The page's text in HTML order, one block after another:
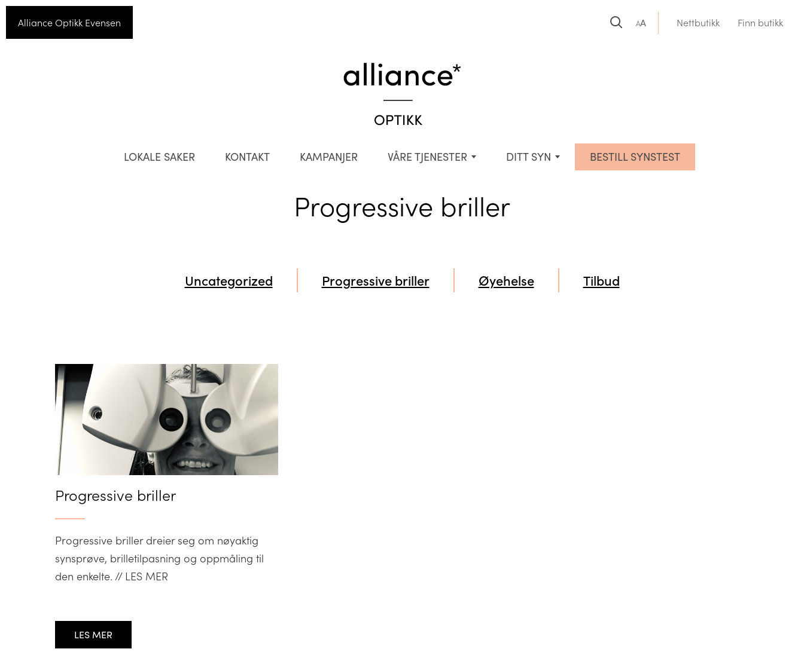
Alliance Optikk Evensen AA Nettbutikk Finn butikk
LOKALE SAKER KONTAKT KAMPANJER VÅRE TJENESTER DITT SYN BESTILL SYNSTEST
Progressive briller
Uncategorized Progressive briller Øyehelse Tilbud
Progressive briller
Progressive briller dreier seg om nøyaktig
synsprøve, brilletilpasning og oppmåling til
den enkelte. // LES MER
LES MER